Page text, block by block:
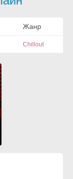
Жанр
Chillout